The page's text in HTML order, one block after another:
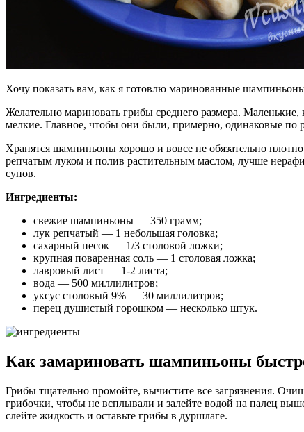
Хочу показать вам, как я готовлю маринованные
Желательно мариновать грибы среднего размера. Маленькие,
мелкие. Главное, чтобы они были, примерно, одинаковые по
Хранятся шампиньоны хорошо и вовсе не обязательно
репчатым луком и полив растительным маслом, лучше
супов.
Ингредиенты:
свежие шампиньоны — 350 грамм;
лук репчатый — 1 небольшая головка;
сахарный песок — 1/3 столовой ложки;
крупная поваренная соль — 1 столовая ложка;
лавровый лист — 1-2 листа;
вода — 500 миллилитров;
уксус столовый 9% — 30 миллилитров;
перец душистый горошком — несколько штук.
Как замариновать шампиньоны
Грибы тщательно промойте, вычистите все загрязнения.
грибочки, чтобы не всплывали и залейте водой на палец
слейте жидкость и оставьте грибы в дуршлаге.